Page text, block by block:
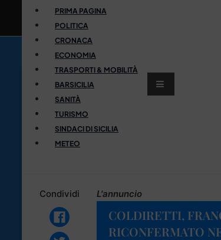
PRIMA PAGINA
POLITICA
CRONACA
ECONOMIA
TRASPORTI & MOBILITÀ
BARSICILIA
SANITÀ
TURISMO
SINDACI DI SICILIA
METEO
Condividi L'annuncio
COLDIRETTI,
RICONFERMATO